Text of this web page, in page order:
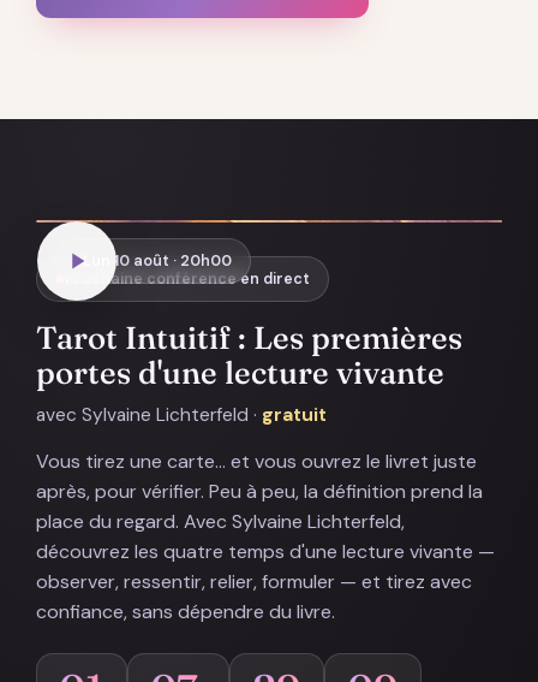
Prochaine conférence en direct
Tarot Intuitif : Les premières
portes d'une lecture vivante
avec Sylvaine Lichterfeld · gratuit
Vous tirez une carte… et vous ouvrez le livret juste
après, pour vérifier. Peu à peu, la définition prend la
place du regard. Avec Sylvaine Lichterfeld,
découvrez les quatre temps d'une lecture vivante —
observer, ressentir, relier, formuler — et tirez avec
confiance, sans dépendre du livre.
Lun 10 août · 20h00